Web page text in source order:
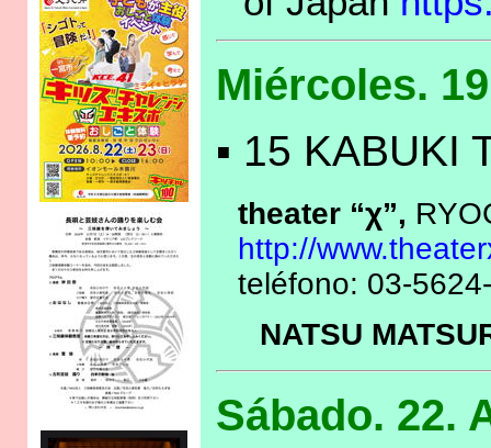
Miércoles.
▪ 15 KABUKI
theater “χ”,
http://
teléfono: 03-
NATSU
Sábado. 22.